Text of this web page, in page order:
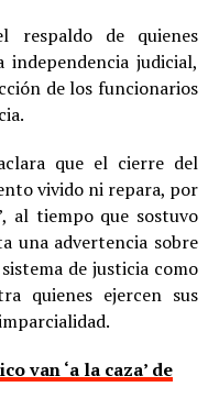
respaldo de quienes
judicial,
de los funcionarios
que el cierre del
vivido ni repara, por
al tiempo que sostuvo
una advertencia sobre
de justicia como
quienes ejercen sus
van ‘a la caza’ de